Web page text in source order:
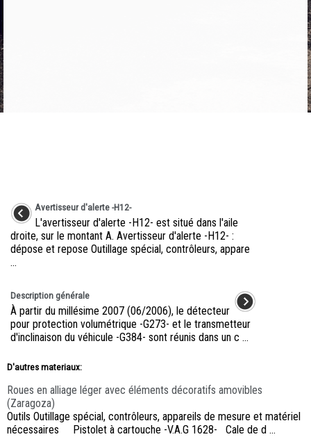
Avertisseur d'alerte -H12-
L'avertisseur d'alerte -H12- est situé dans l'aile
droite, sur le montant A. Avertisseur d'alerte -H12- :
dépose et repose Outillage spécial, contrôleurs, appare
...
Description générale
À partir du millésime 2007 (06/2006), le détecteur
pour protection volumétrique -G273- et le transmetteur
d'inclinaison du véhicule -G384- sont réunis dans un c ...
D'autres materiaux:
Roues en alliage léger avec éléments décoratifs amovibles
(Zaragoza)
Outils Outillage spécial, contrôleurs, appareils de mesure et matériel
nécessaires Pistolet à cartouche -V.A.G 1628- Cale de d ...